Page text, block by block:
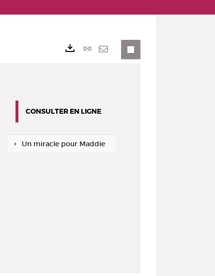
Lien
CONSULTER EN LIGNE
Un miracle pour Maddie